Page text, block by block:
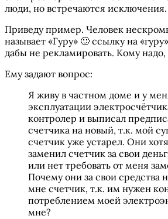
люди, но встречаются исключения.
Приведу пример. Человек
называет «Гуру» 🙂 ссылку на
дабы не рекламировать. Кому надо,
Ему задают вопрос:
Я живу в частном доме и у
эксплуатации
контролер и выписал
счетчика на новый, т.к. мой
счетчик уже устарел. Они
заменил счетчик за свои
или нет требовать от меня
Почему они за свои средства
мне счетчик, т.к. им нужен
потреблением моей
мне?